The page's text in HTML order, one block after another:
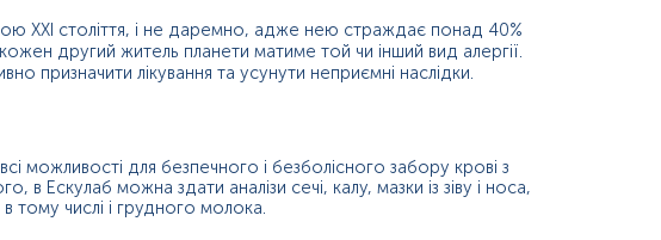
ХХІ століття, і не даремно, адже нею страждає понад 40%
другий житель планети матиме той чи інший вид алергії.
призначити лікування та усунути неприємні наслідки.
можливості для безпечного і безболісного забору крові з
в Ескулаб можна здати аналізи сечі, калу, мазки із зіву і носа,
в тому числі і грудного молока.